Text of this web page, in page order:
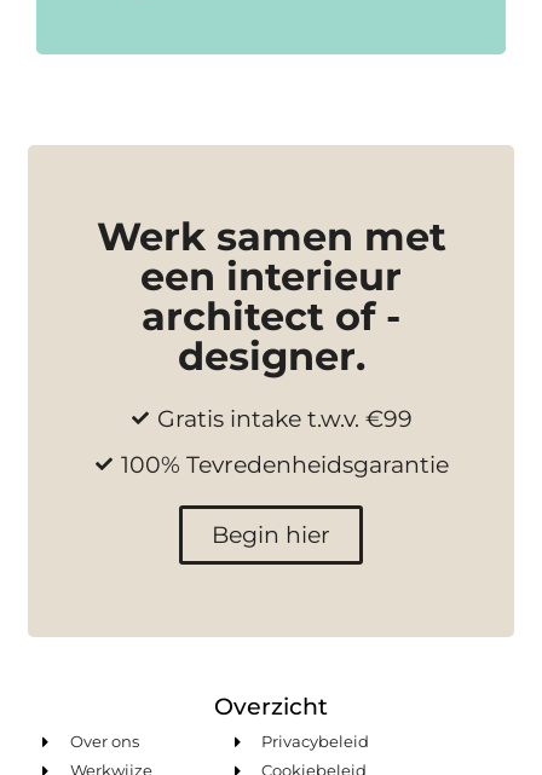
Werk samen met
een interieur
architect of -
designer.
Gratis intake t.w.v. €99
100% Tevredenheidsgarantie
Begin hier
Overzicht
Over ons
Werkwijze
Privacybeleid
Cookiebeleid